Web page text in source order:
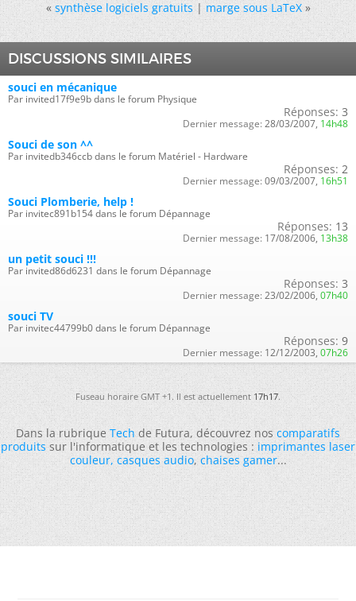
« synthèse logiciels gratuits|marge sous LaTeX »
DISCUSSIONS SIMILAIRES
souci en mécanique
Par invited17f9e9b dans le forum Physique
Réponses: 3
Dernier message: 28/03/2007, 14h48
Souci de son ^^
Par invitedb346ccb dans le forum Matériel - Hardware
Réponses: 2
Dernier message: 09/03/2007, 16h51
Souci Plomberie, help !
Par invitec891b154 dans le forum Dépannage
Réponses: 13
Dernier message: 17/08/2006, 13h38
un petit souci !!!
Par invited86d6231 dans le forum Dépannage
Réponses: 3
Dernier message: 23/02/2006, 07h40
souci TV
Par invitec44799b0 dans le forum Dépannage
Réponses: 9
Dernier message: 12/12/2003, 07h26
Fuseau horaire GMT +1. Il est actuellement17h17.
Dans la rubriqueTechde Futura, découvrez noscomparatifs
produitssur l'informatique et les technologies :imprimantes laser
couleur,casques audio,chaises gamer...